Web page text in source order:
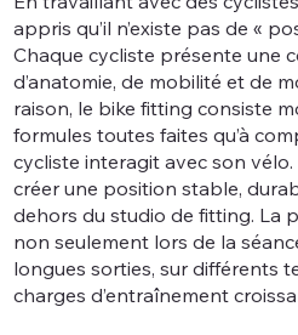
appris qu’il n’existe pas de «
Chaque cycliste présente une
d’anatomie, de mobilité et de
raison, le bike fitting consiste
formules toutes faites qu’à
cycliste interagit avec son
créer une position stable,
dehors du studio de fitting. La
non seulement lors de la
longues sorties, sur différents
charges d’entraînement